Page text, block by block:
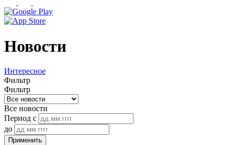
Новости
Интересное
Фильтр
Фильтр
Все новости
Период с
до
Применить